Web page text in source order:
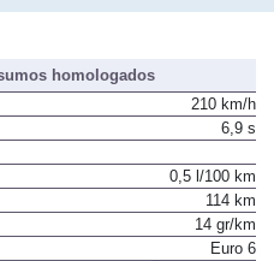
homologados
210 km/h
6,9 s
0,5 l/100 km
114 km
14 gr/km
Euro 6